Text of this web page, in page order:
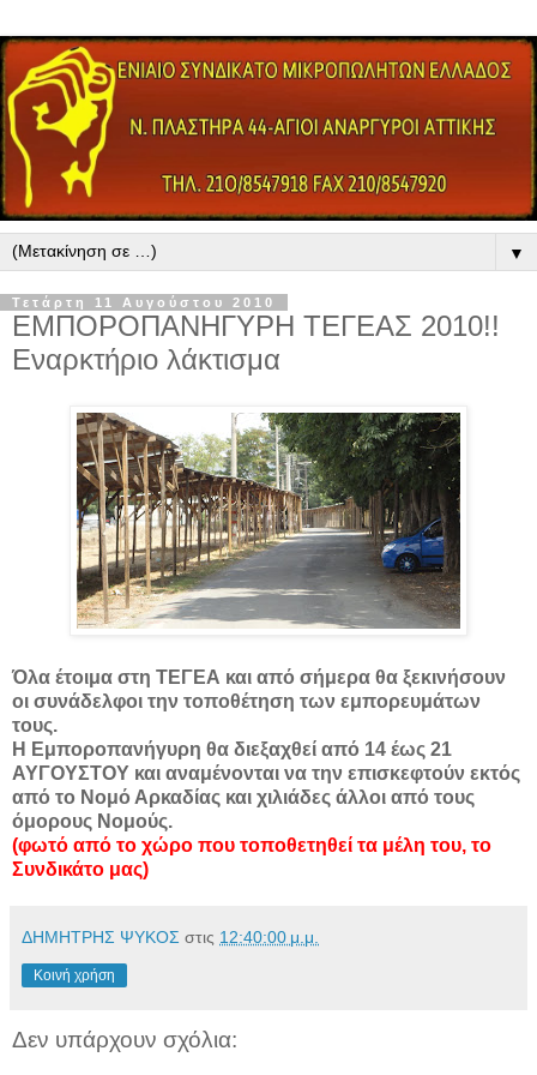
▼
Τετάρτη 11 Αυγούστου 2010
ΕΜΠΟΡΟΠΑΝΗΓΥΡΗ ΤΕΓΕΑΣ 2010!!
Εναρκτήριο λάκτισμα
Όλα έτοιμα στη ΤΕΓΕΑ και από σήμερα θα ξεκινήσουν
οι συνάδελφοι την τοποθέτηση των εμπορευμάτων
τους.
Η Εμποροπανήγυρη θα διεξαχθεί από 14 έως 21
ΑΥΓΟΥΣΤΟΥ και αναμένονται να την επισκεφτούν εκτός
από το Νομό Αρκαδίας και χιλιάδες άλλοι από τους
όμορους Νομούς.
(φωτό από το χώρο που τοποθετηθεί τα μέλη του, το
Συνδικάτο μας)
ΔΗΜΗΤΡΗΣ ΨΥΚΟΣ στις 12:40:00 μ.μ.
Κοινή χρήση
Δεν υπάρχουν σχόλια: